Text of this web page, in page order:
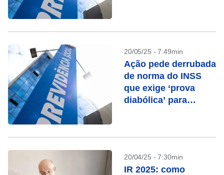
20/05/25 - 7:49min
Ação pede derrubada
de norma do INSS
que exige ‘prova
diabólica’ para
20/04/25 - 7:30min
IR 2025: como